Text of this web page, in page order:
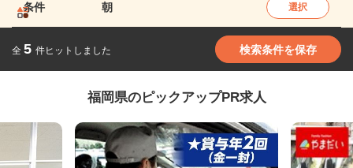
条件 朝 選択
全 5 件ヒットしました 検索条件を保存
福岡県のピックアップPR求人